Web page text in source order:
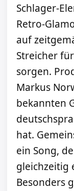
Schlager-
Retro-
auf
Streicher
sorgen.
Markus
bekannten
hat.
ein Song,
gleichzeitig
Besonders